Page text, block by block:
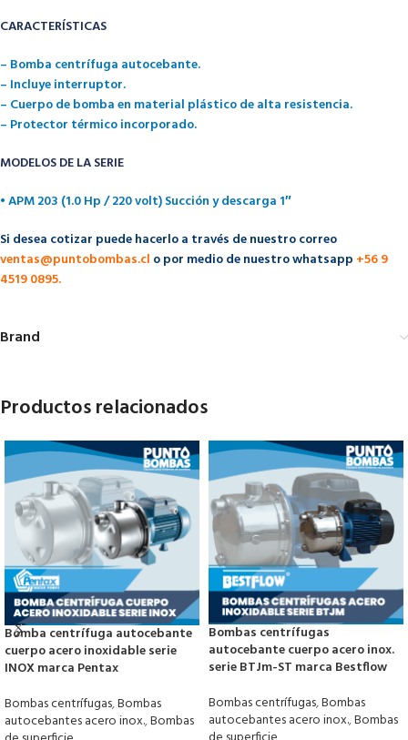
CARACTERÍSTICAS
– Bomba centrífuga autocebante.
– Incluye interruptor.
– Cuerpo de bomba en material plástico de alta resistencia.
– Protector térmico incorporado.
MODELOS DE LA SERIE
• APM 203 (1.0 Hp / 220 volt) Succión y descarga 1″
Si desea cotizar puede hacerlo a través de nuestro correo
ventas@puntobombas.cl o por medio de nuestro whatsapp +56 9
4519 0895.
Brand
Productos relacionados
Bomba centrífuga autocebante
cuerpo acero inoxidable serie
INOX marca Pentax
Bombas centrífugas,Bombas
autocebantes acero inox.,Bombas
Bombas centrífugas
autocebante cuerpo acero inox.
serie BTJm-ST marca Bestflow
Bombas centrífugas,Bombas
autocebantes acero inox.,Bombas